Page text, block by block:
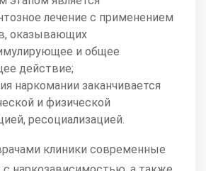
лечение с применением
оказывающих
и общее
действие;
наркомании заканчивается
и физической
ресоциализацией.
клиники современные